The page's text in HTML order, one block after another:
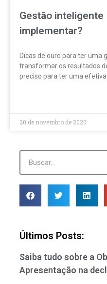
Gestão inteligente
implementar?
Dicas de ouro para ter uma
transformar os resultados
preciso para ter uma
20 de novembro de 2020
Últimos Posts:
Saiba tudo sobre a
Apresentação na